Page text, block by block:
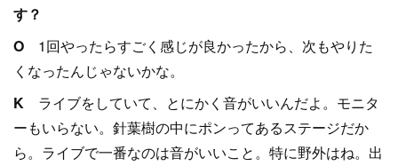
す？
O 1回やったらすごく感じが良かったから、次もやりた
くなったんじゃないかな。
K ライブをしていて、とにかく音がいいんだよ。モニタ
ーもいらない。針葉樹の中にポンってあるステージだか
ら。ライブで一番なのは音がいいこと。特に野外はね。出